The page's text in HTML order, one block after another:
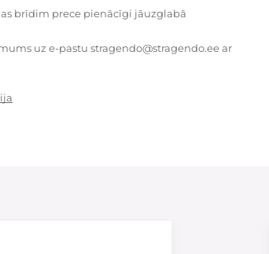
brīdim prece pienācīgi jāuzglabā
uz e-pastu stragendo@stragendo.ee ar